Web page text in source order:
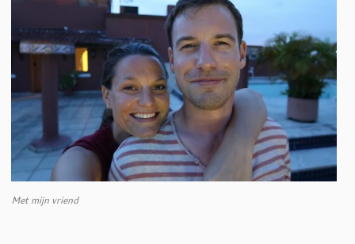
Met mijn vriend